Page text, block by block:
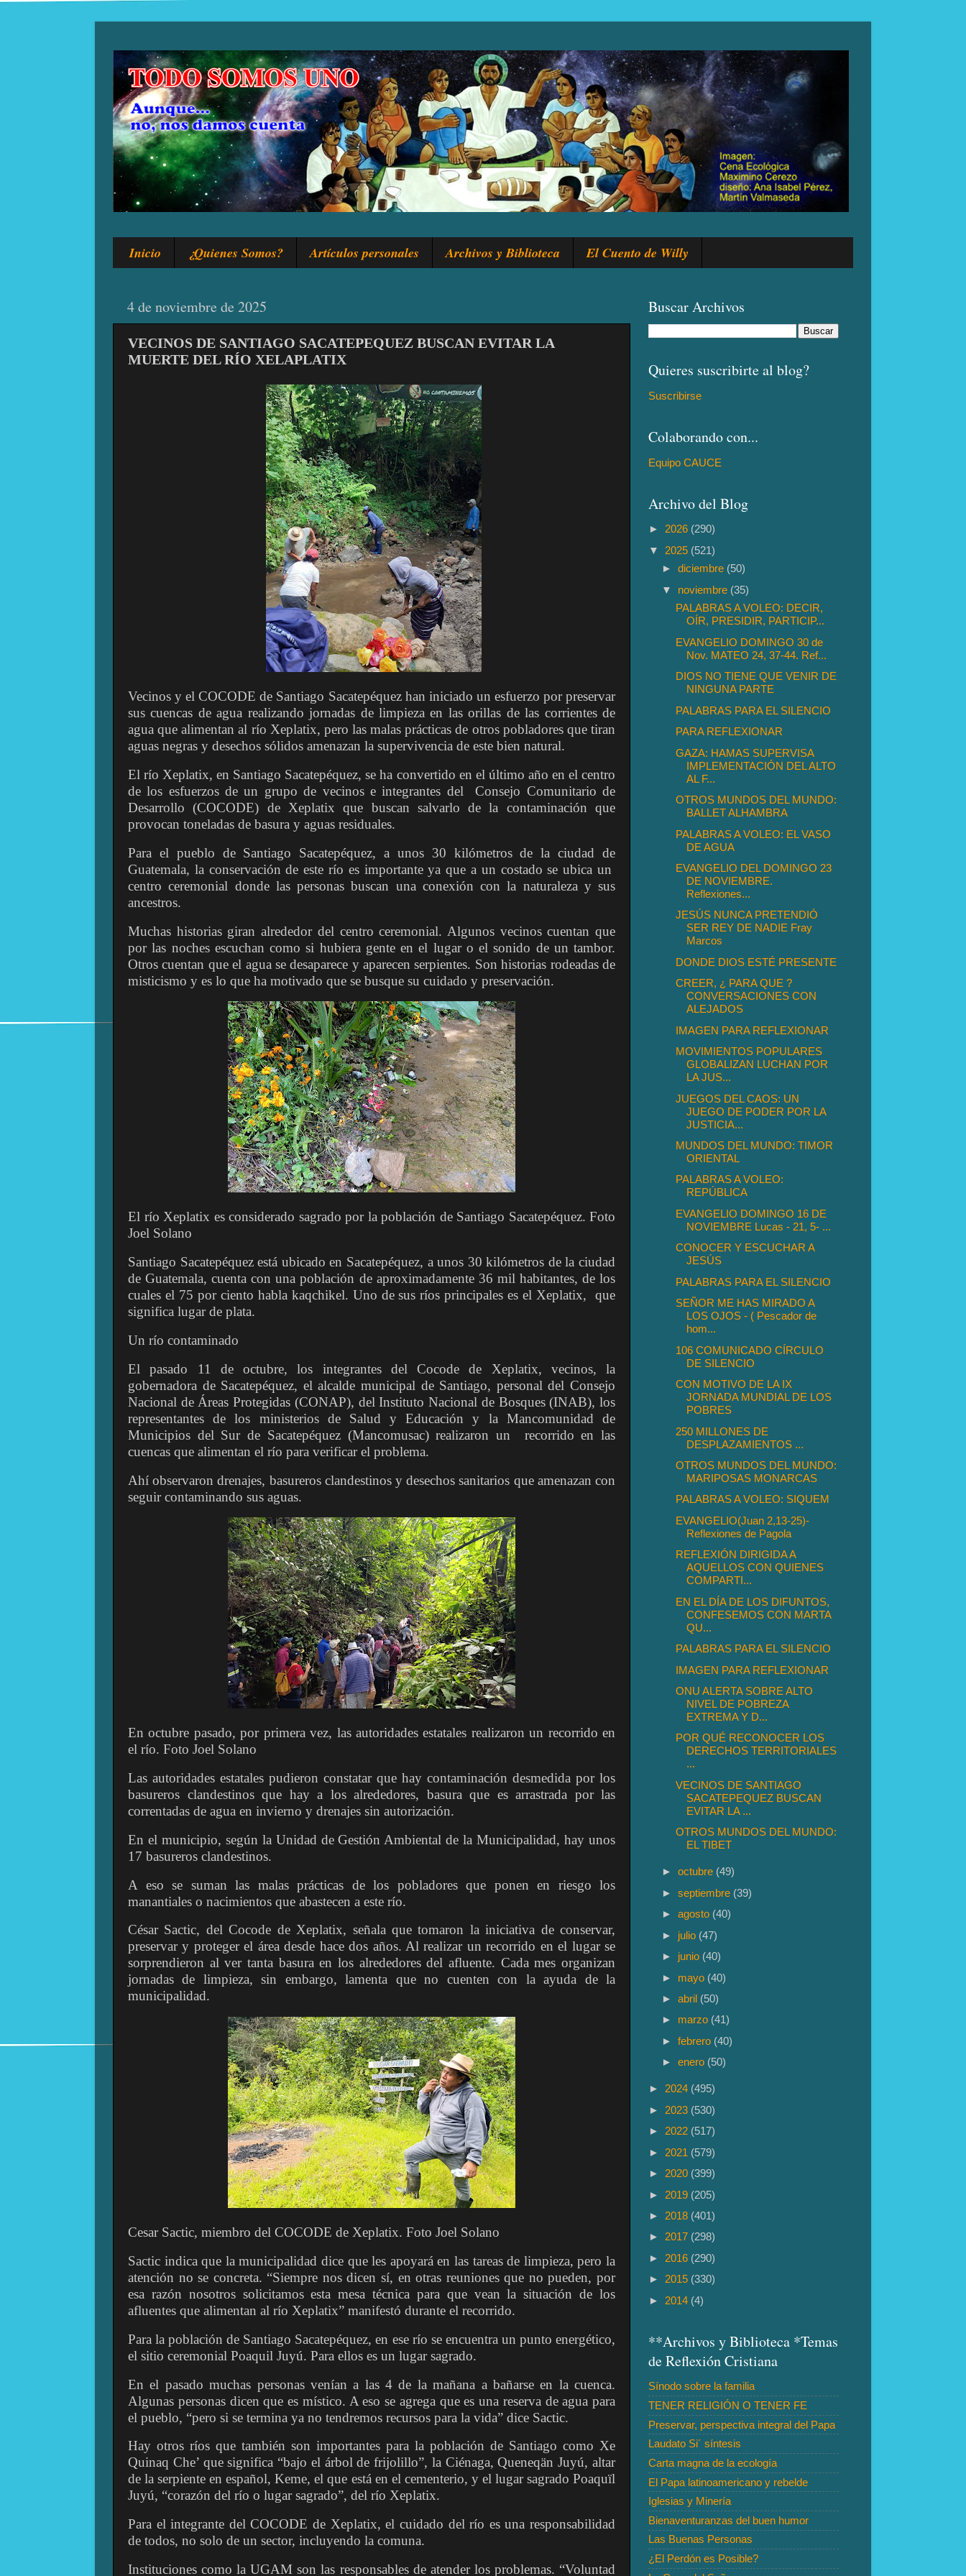
Inicio ¿Quienes Somos? Artículos personales Archivos y Biblioteca El Cuento de Willy
4 de noviembre de 2025
VECINOS DE SANTIAGO SACATEPEQUEZ BUSCAN EVITAR LA
MUERTE DEL RÍO XELAPLATIX
Vecinos y el COCODE de Santiago Sacatepéquez han iniciado un esfuerzo por preservar
sus cuencas de agua realizando jornadas de limpieza en las orillas de las corrientes de
agua que alimentan al río Xeplatix, pero las malas prácticas de otros pobladores que tiran
aguas negras y desechos sólidos amenazan la supervivencia de este bien natural.
El río Xeplatix, en Santiago Sacatepéquez, se ha convertido en el último año en el centro
de los esfuerzos de un grupo de vecinos e integrantes del Consejo Comunitario de
Desarrollo (COCODE) de Xeplatix que buscan salvarlo de la contaminación que
provocan toneladas de basura y aguas residuales.
Para el pueblo de Santiago Sacatepéquez, a unos 30 kilómetros de la ciudad de
Guatemala, la conservación de este río es importante ya que a un costado se ubica un
centro ceremonial donde las personas buscan una conexión con la naturaleza y sus
ancestros.
Muchas historias giran alrededor del centro ceremonial. Algunos vecinos cuentan que
por las noches escuchan como si hubiera gente en el lugar o el sonido de un tambor.
Otros cuentan que el agua se desaparece y aparecen serpientes. Son historias rodeadas de
misticismo y es lo que ha motivado que se busque su cuidado y preservación.
El río Xeplatix es considerado sagrado por la población de Santiago Sacatepéquez. Foto
Joel Solano
Santiago Sacatepéquez está ubicado en Sacatepéquez, a unos 30 kilómetros de la ciudad
de Guatemala, cuenta con una población de aproximadamente 36 mil habitantes, de los
cuales el 75 por ciento habla kaqchikel. Uno de sus ríos principales es el Xeplatix, que
significa lugar de plata.
Un río contaminado
El pasado 11 de octubre, los integrantes del Cocode de Xeplatix, vecinos, la
gobernadora de Sacatepéquez, el alcalde municipal de Santiago, personal del Consejo
Nacional de Áreas Protegidas (CONAP), del Instituto Nacional de Bosques (INAB), los
representantes de los ministerios de Salud y Educación y la Mancomunidad de
Municipios del Sur de Sacatepéquez (Mancomusac) realizaron un recorrido en las
cuencas que alimentan el río para verificar el problema.
Ahí observaron drenajes, basureros clandestinos y desechos sanitarios que amenazan con
seguir contaminando sus aguas.
En octubre pasado, por primera vez, las autoridades estatales realizaron un recorrido en
el río. Foto Joel Solano
Las autoridades estatales pudieron constatar que hay contaminación desmedida por los
basureros clandestinos que hay a los alrededores, basura que es arrastrada por las
correntadas de agua en invierno y drenajes sin autorización.
En el municipio, según la Unidad de Gestión Ambiental de la Municipalidad, hay unos
17 basureros clandestinos.
A eso se suman las malas prácticas de los pobladores que ponen en riesgo los
manantiales o nacimientos que abastecen a este río.
César Sactic, del Cocode de Xeplatix, señala que tomaron la iniciativa de conservar,
preservar y proteger el área desde hace dos años. Al realizar un recorrido en el lugar se
sorprendieron al ver tanta basura en los alrededores del afluente. Cada mes organizan
jornadas de limpieza, sin embargo, lamenta que no cuenten con la ayuda de la
municipalidad.
Cesar Sactic, miembro del COCODE de Xeplatix. Foto Joel Solano
Sactic indica que la municipalidad dice que les apoyará en las tareas de limpieza, pero la
atención no se concreta. “Siempre nos dicen sí, en otras reuniones que no pueden, por
esa razón nosotros solicitamos esta mesa técnica para que vean la situación de los
afluentes que alimentan al río Xeplatix” manifestó durante el recorrido.
Para la población de Santiago Sacatepéquez, en ese río se encuentra un punto energético,
el sitio ceremonial Poaquil Juyú. Para ellos es un lugar sagrado.
En el pasado muchas personas venían a las 4 de la mañana a bañarse en la cuenca.
Algunas personas dicen que es místico. A eso se agrega que es una reserva de agua para
el pueblo, “pero si se termina ya no tendremos recursos para la vida” dice Sactic.
Hay otros ríos que también son importantes para la población de Santiago como Xe
Quinaq Che’ que significa “bajo el árbol de frijolillo”, la Ciénaga, Queneqän Juyú, altar
de la serpiente en español, Keme, el que está en el cementerio, y el lugar sagrado Poaquïl
Juyú, “corazón del río o lugar sagrado”, del río Xeplatix.
Para el integrante del COCODE de Xeplatix, el cuidado del río es una responsabilidad
de todos, no solo de un sector, incluyendo la comuna.
Instituciones como la UGAM son las responsables de atender los problemas. “Voluntad
Buscar Archivos
Quieres suscribirte al blog?
Suscribirse
Colaborando con...
Equipo CAUCE
Archivo del Blog
► 2026 (290)
▼ 2025 (521)
►diciembre (50)
▼ noviembre (35)
PALABRAS A VOLEO: DECIR,
OÍR, PRESIDIR, PARTICIP...
EVANGELIO DOMINGO 30 de
Nov. MATEO 24, 37-44. Ref...
DIOS NO TIENE QUE VENIR DE
NINGUNA PARTE
PALABRAS PARA EL SILENCIO
PARA REFLEXIONAR
GAZA: HAMAS SUPERVISA
IMPLEMENTACIÓN DEL ALTO
AL F...
OTROS MUNDOS DEL MUNDO:
BALLET ALHAMBRA
PALABRAS A VOLEO: EL VASO
DE AGUA
EVANGELIO DEL DOMINGO 23
DE NOVIEMBRE.
Reflexiones...
JESÚS NUNCA PRETENDIÓ
SER REY DE NADIE Fray
Marcos
DONDE DIOS ESTÉ PRESENTE
CREER, ¿ PARA QUE ?
CONVERSACIONES CON
ALEJADOS
IMAGEN PARA REFLEXIONAR
MOVIMIENTOS POPULARES
GLOBALIZAN LUCHAN POR
LA JUS...
JUEGOS DEL CAOS: UN
JUEGO DE PODER POR LA
JUSTICIA...
MUNDOS DEL MUNDO: TIMOR
ORIENTAL
PALABRAS A VOLEO:
REPÚBLICA
EVANGELIO DOMINGO 16 DE
NOVIEMBRE Lucas - 21, 5- ...
CONOCER Y ESCUCHAR A
JESÚS
PALABRAS PARA EL SILENCIO
SEÑOR ME HAS MIRADO A
LOS OJOS - ( Pescador de
hom...
106 COMUNICADO CÍRCULO
DE SILENCIO
CON MOTIVO DE LA IX
JORNADA MUNDIAL DE LOS
POBRES
250 MILLONES DE
DESPLAZAMIENTOS ...
OTROS MUNDOS DEL MUNDO:
MARIPOSAS MONARCAS
PALABRAS A VOLEO: SIQUEM
EVANGELIO(Juan 2,13-25)-
Reflexiones de Pagola
REFLEXIÓN DIRIGIDA A
AQUELLOS CON QUIENES
COMPARTI...
EN EL DÍA DE LOS DIFUNTOS,
CONFESEMOS CON MARTA
QU...
PALABRAS PARA EL SILENCIO
IMAGEN PARA REFLEXIONAR
ONU ALERTA SOBRE ALTO
NIVEL DE POBREZA
EXTREMA Y D...
POR QUÉ RECONOCER LOS
DERECHOS TERRITORIALES
...
VECINOS DE SANTIAGO
SACATEPEQUEZ BUSCAN
EVITAR LA ...
OTROS MUNDOS DEL MUNDO:
EL TIBET
►octubre (49)
►septiembre (39)
►agosto (40)
► julio (47)
► junio (40)
► mayo (40)
►abril (50)
► marzo (41)
►febrero (40)
►enero (50)
► 2024 (495)
► 2023 (530)
► 2022 (517)
► 2021 (579)
► 2020 (399)
► 2019 (205)
► 2018 (401)
► 2017 (298)
► 2016 (290)
► 2015 (330)
► 2014 (4)
**Archivos y Biblioteca *Temas
de Reflexión Cristiana
Sínodo sobre la familia
TENER RELIGIÓN O TENER FE
Preservar, perspectiva integral del Papa
Laudato Si´ síntesis
Carta magna de la ecología
El Papa latinoamericano y rebelde
Iglesias y Minería
Bienaventuranzas del buen humor
Las Buenas Personas
¿El Perdón es Posible?